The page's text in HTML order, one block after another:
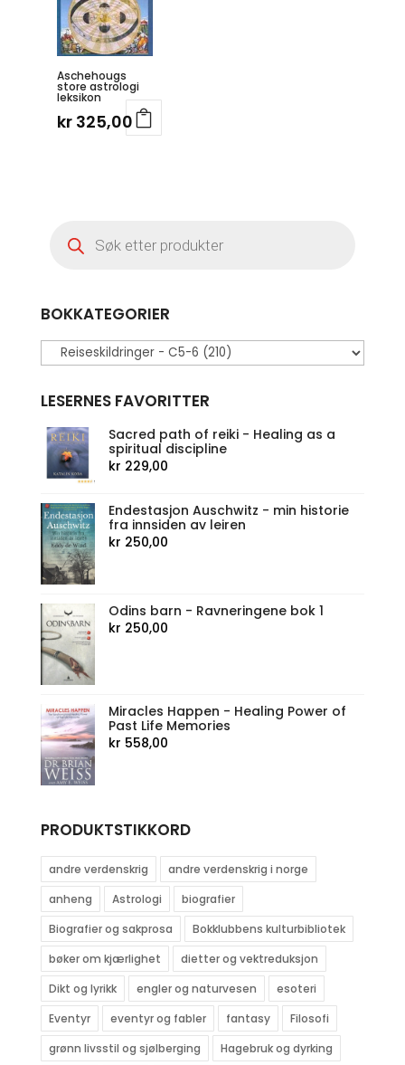
Aschehougs
store astrologi
leksikon
kr325,00
search
BOKKATEGORIER
LESERNES FAVORITTER
Sacred path of reiki - Healing as a
spiritual discipline
kr 229,00
Endestasjon Auschwitz - min historie
fra innsiden av leiren
kr 250,00
Odins barn - Ravneringene bok 1
kr 250,00
Miracles Happen - Healing Power of
Past Life Memories
kr 558,00
PRODUKTSTIKKORD
andre verdenskrig
andre verdenskrig i norge
anheng
Astrologi
biografier
Biografier og sakprosa
Bokklubbens kulturbibliotek
bøker om kjærlighet
dietter og vektreduksjon
Dikt og lyrikk
engler og naturvesen
esoteri
Eventyr
eventyr og fabler fantasy
Filosofi
grønn livsstil og sjølberging
Hagebruk og dyrking